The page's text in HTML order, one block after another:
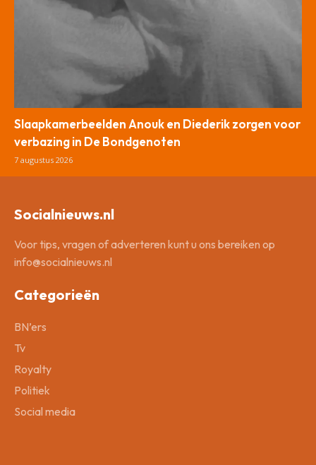
Slaapkamerbeelden Anouk en Diederik zorgen voor
verbazing in De Bondgenoten
7 augustus 2026
Socialnieuws.nl
Voor tips, vragen of adverteren kunt u ons bereiken op
info@socialnieuws.nl
Categorieën
BN’ers
Tv
Royalty
Politiek
Social media